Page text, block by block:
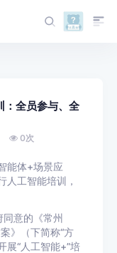
：全员参与、全
0次
能体+场景应
人工智能培训，
意的《常州
》（下简称“方
展“人工智能+”培